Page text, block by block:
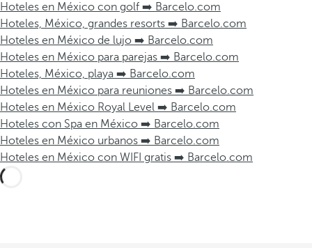
Hoteles en México con golf ➡️ Barcelo.com
Hoteles, México, grandes resorts ➡️ Barcelo.com
Hoteles en México de lujo ➡️ Barcelo.com
Hoteles en México para parejas ➡️ Barcelo.com
Hoteles, México, playa ➡️ Barcelo.com
Hoteles en México para reuniones ➡️ Barcelo.com
Hoteles en México Royal Level ➡️ Barcelo.com
Hoteles con Spa en México ➡️ Barcelo.com
Hoteles en México urbanos ➡️ Barcelo.com
Hoteles en México con WIFI gratis ➡️ Barcelo.com